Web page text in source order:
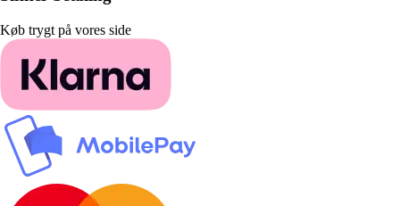
Køb trygt på vores side